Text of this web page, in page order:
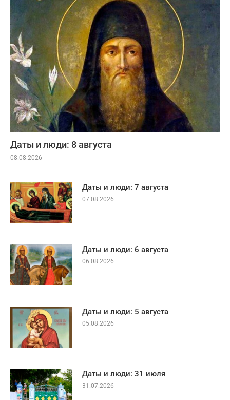
Даты и люди: 8 августа
08.08.2026
Даты и люди: 7 августа
07.08.2026
Даты и люди: 6 августа
06.08.2026
Даты и люди: 5 августа
05.08.2026
Даты и люди: 31 июля
31.07.2026